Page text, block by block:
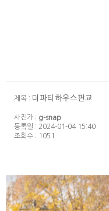
제목 : 더파티하우스판교
사진가 : g-snap
등록일 : 2024-01-04 15:40
조회수 : 1051